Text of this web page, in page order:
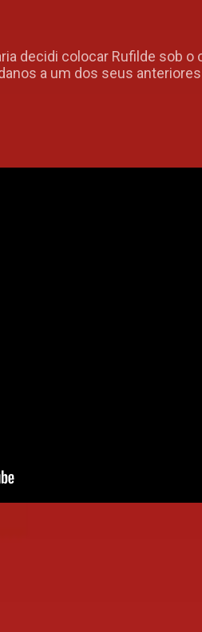
decidi colocar Rufilde sob
a um dos seus